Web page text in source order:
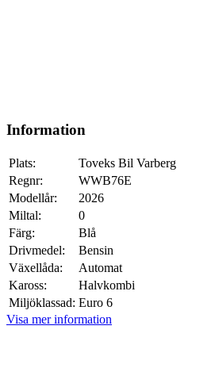
Information
Plats:
Toveks Bil Varberg
Regnr:
WWB76E
Modellår:
2026
Miltal:
0
Färg:
Blå
Drivmedel:
Bensin
Växellåda:
Automat
Kaross:
Halvkombi
Miljöklassad: Euro 6
Visa mer information